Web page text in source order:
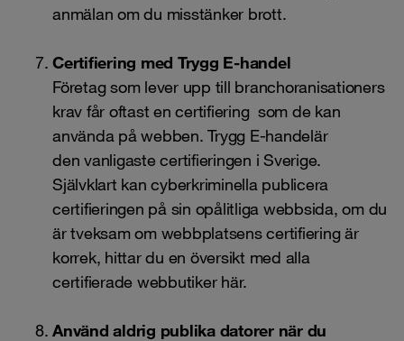
anmälan om du misstänker brott.
Certifiering med Trygg E-handel
Företag som lever upp till branchoranisationers
krav får oftast en certifiering som de kan
använda på webben. Trygg E-handelär
den vanligaste certifieringen i Sverige.
Självklart kan cyberkriminella publicera
certifieringen på sin opålitliga webbsida, om du
är tveksam om webbplatsens certifiering är
korrek, hittar du en översikt med alla
certifierade webbutiker här.
Använd aldrig publika datorer när du